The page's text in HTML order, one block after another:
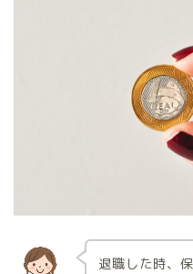
退職した時、